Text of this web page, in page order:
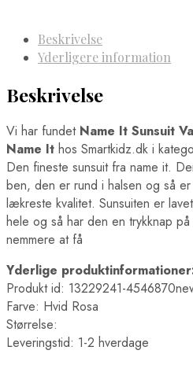
Beskrivelse
Yderligere information
Beskrivelse
Vi har fundet Name It Sunsuit
Name It hos Smartkidz.dk i
Den fineste sunsuit fra name it.
ben, den er rund i halsen og så
lækreste kvalitet. Sunsuiten er
hele og så har den en trykknap
nemmere at få
Yderlige
Produkt id: 13229241-
Farve: Hvid Rosa
Størrelse:
Leveringstid: 1-2 hverdage